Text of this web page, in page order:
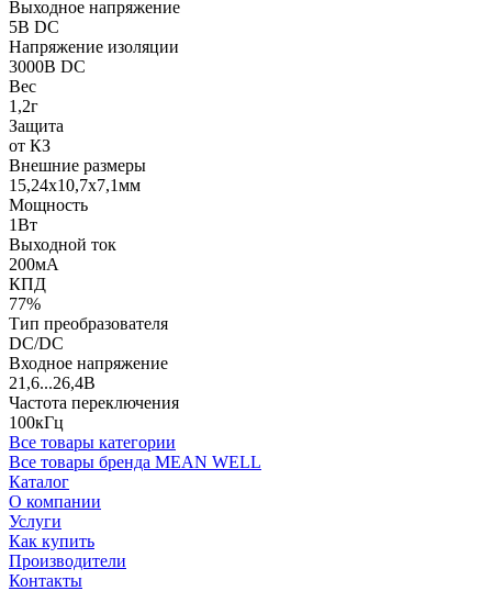
Выходное напряжение
5В DC
Напряжение изоляции
3000В DC
Вес
1,2г
Защита
от КЗ
Внешние размеры
15,24x10,7x7,1мм
Мощность
1Вт
Выходной ток
200мА
КПД
77%
Тип преобразователя
DC/DC
Входное напряжение
21,6...26,4В
Частота переключения
100кГц
Все товары категории
Все товары бренда MEAN WELL
Каталог
О компании
Услуги
Как купить
Производители
Контакты